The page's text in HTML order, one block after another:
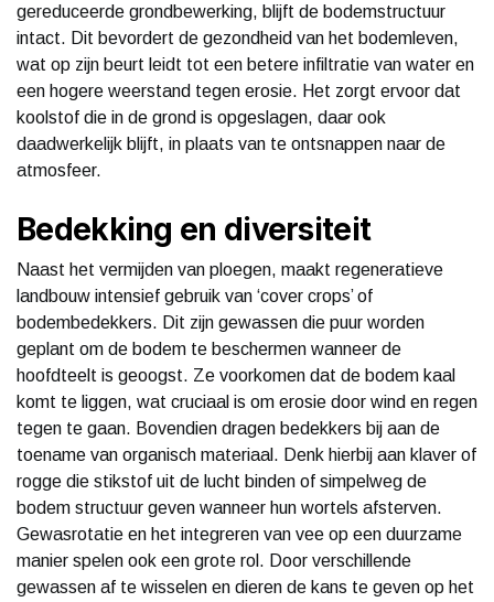
gereduceerde grondbewerking, blijft de bodemstructuur
intact. Dit bevordert de gezondheid van het bodemleven,
wat op zijn beurt leidt tot een betere infiltratie van water en
een hogere weerstand tegen erosie. Het zorgt ervoor dat
koolstof die in de grond is opgeslagen, daar ook
daadwerkelijk blijft, in plaats van te ontsnappen naar de
atmosfeer.
Bedekking en diversiteit
Naast het vermijden van ploegen, maakt regeneratieve
landbouw intensief gebruik van ‘cover crops’ of
bodembedekkers. Dit zijn gewassen die puur worden
geplant om de bodem te beschermen wanneer de
hoofdteelt is geoogst. Ze voorkomen dat de bodem kaal
komt te liggen, wat cruciaal is om erosie door wind en regen
tegen te gaan. Bovendien dragen bedekkers bij aan de
toename van organisch materiaal. Denk hierbij aan klaver of
rogge die stikstof uit de lucht binden of simpelweg de
bodem structuur geven wanneer hun wortels afsterven.
Gewasrotatie en het integreren van vee op een duurzame
manier spelen ook een grote rol. Door verschillende
gewassen af te wisselen en dieren de kans te geven op het